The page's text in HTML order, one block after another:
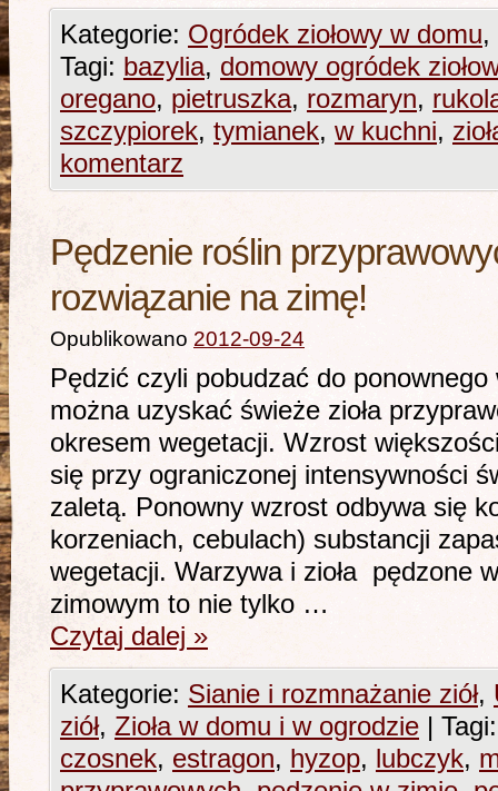
Kategorie: Ogródek ziołowy w domu,
Tagi: bazylia, domowy ogródek
oregano, pietruszka, rozmaryn,
szczypiorek, tymianek, w kuchni,
komentarz
Pędzenie roślin
rozwiązanie na zimę!
Opublikowano 2012-09-24
Pędzić czyli pobudzać do
można uzyskać świeże zioła
okresem wegetacji. Wzrost
się przy ograniczonej intensywności
zaletą. Ponowny wzrost odbywa się
korzeniach, cebulach) substancji
wegetacji. Warzywa i zioła pędzone
zimowym to nie tylko …
Czytaj dalej »
Kategorie: Sianie i rozmnażanie ziół,
ziół, Zioła w domu i w ogrodzie | Tagi:
czosnek, estragon, hyzop, lubczyk,